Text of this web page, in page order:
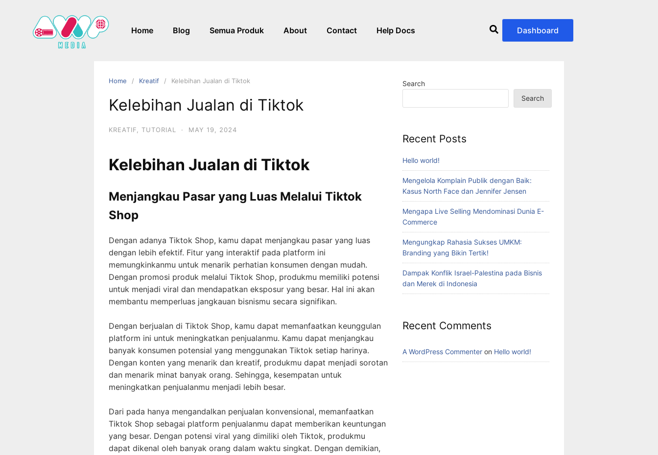
Home Blog Semua Produk About Contact Help Docs Dashboard
Home Kreatif Kelebihan Jualan di Tiktok
Kelebihan Jualan di Tiktok
KREATIF TUTORIAL · MAY 19, 2024
Kelebihan Jualan di Tiktok
Menjangkau Pasar yang Luas Melalui Tiktok
Shop
Dengan adanya Tiktok Shop, kamu dapat menjangkau pasar yang luas
dengan lebih efektif. Fitur yang interaktif pada platform ini
memungkinkanmu untuk menarik perhatian konsumen dengan mudah.
Dengan promosi produk melalui Tiktok Shop, produkmu memiliki potensi
untuk menjadi viral dan mendapatkan eksposur yang besar. Hal ini akan
membantu memperluas jangkauan bisnismu secara signifikan.
Dengan berjualan di Tiktok Shop, kamu dapat memanfaatkan keunggulan
platform ini untuk meningkatkan penjualanmu. Kamu dapat menjangkau
banyak konsumen potensial yang menggunakan Tiktok setiap harinya.
Dengan konten yang menarik dan kreatif, produkmu dapat menjadi sorotan
dan menarik minat banyak orang. Sehingga, kesempatan untuk
meningkatkan penjualanmu menjadi lebih besar.
Dari pada hanya mengandalkan penjualan konvensional, memanfaatkan
Tiktok Shop sebagai platform penjualanmu dapat memberikan keuntungan
yang besar. Dengan potensi viral yang dimiliki oleh Tiktok, produkmu
dapat dikenal oleh banyak orang dalam waktu singkat. Dengan demikian,
Search
Search
Recent Posts
Hello world!
Mengelola Komplain Publik dengan Baik:
Kasus North Face dan Jennifer Jensen
Mengapa Live Selling Mendominasi Dunia E-
Commerce
Mengungkap Rahasia Sukses UMKM:
Branding yang Bikin Tertik!
Dampak Konflik Israel-Palestina pada Bisnis
dan Merek di Indonesia
Recent Comments
A WordPress Commenter on Hello world!